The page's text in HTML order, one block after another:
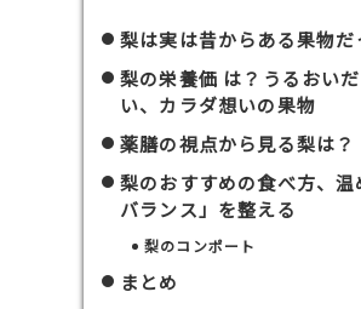
梨は実は昔からある果物だ
梨の栄養価 は？うるおい
い、カラダ想いの果物
薬膳の視点から見る梨は？
梨のおすすめの食べ方、温
バランス」を整える
梨のコンポート
まとめ